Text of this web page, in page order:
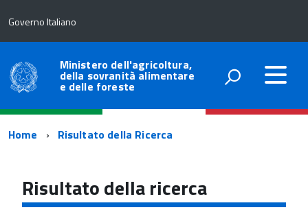
Governo Italiano
Ministero dell'agricoltura,
della sovranità alimentare
e delle foreste
Percorso
navigazione
Home Risultato della Ricerca
Risultato della ricerca